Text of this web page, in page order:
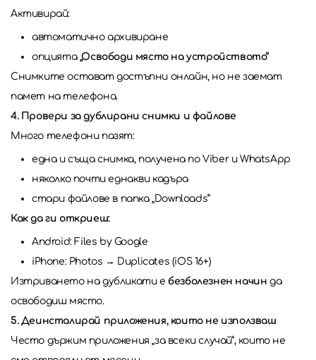
Активирай:
автоматично архивиране
опцията „Освободи място на устройството“
Снимките остават достъпни онлайн, но не заемат
памет на телефона.
4. Провери за дублирани снимки и файлове
Много телефони пазят:
една и съща снимка, получена по Viber и WhatsApp
няколко почти еднакви кадъра
стари файлове в папка „Downloads“
Как да ги откриеш:
Android: Files by Google
iPhone: Photos → Duplicates (iOS 16+)
Изтриването на дубликати е безболезнен начин да
освободиш място.
5. Деинсталирай приложения, които не използваш
Често държим приложения „за всеки случай“, които не